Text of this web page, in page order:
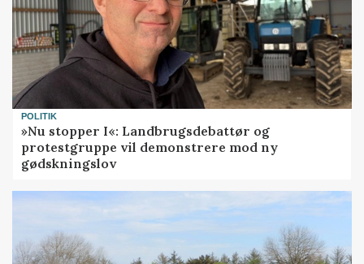
POLITIK
»Nu stopper I«: Landbrugsdebattør og
protestgruppe vil demonstrere mod ny
gødskningslov